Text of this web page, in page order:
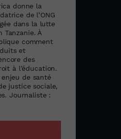
donne la
de l’ONG
dans la lutte
À
comment
et
des
à l’éducation.
de santé
justice sociale,
Journaliste :